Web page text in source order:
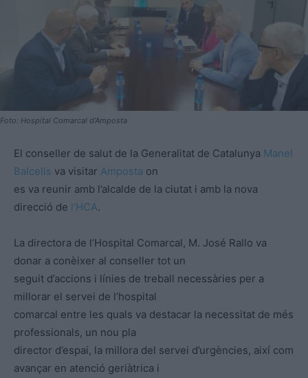
Foto: Hospital Comarcal d'Amposta
El conseller de salut de la Generalitat de Catalunya Manel
Balcells va visitar Amposta on
es va reunir amb l’alcalde de la ciutat i amb la nova
direcció de l’HCA.
La directora de l’Hospital Comarcal, M. José Rallo va
donar a conèixer al conseller tot un
seguit d’accions i línies de treball necessàries per a
millorar el servei de l’hospital
comarcal entre les quals va destacar la necessitat de més
professionals, un nou pla
director d’espai, la millora del servei d’urgències, així com
avançar en atenció geriàtrica i